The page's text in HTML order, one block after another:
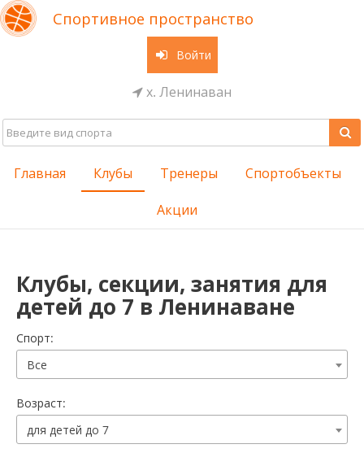
Спортивное пространство
Войти
х. Ленинаван
Главная Клубы Тренеры Спортобъекты
Акции
Клубы, секции, занятия для
детей до 7 в Ленинаване
Cпорт:
Все
Возраст:
для детей до 7